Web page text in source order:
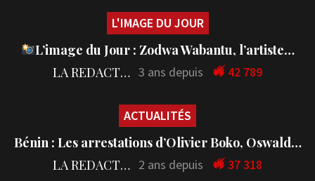
L'IMAGE DU JOUR
L’image du Jour : Zodwa Wabantu, l’artiste…
LA REDACTION 3 ans depuis 42 789
ACTUALITÉS
Bénin : Les arrestations d’Olivier Boko, Oswald…
LA REDACTION 2 ans depuis 37 318